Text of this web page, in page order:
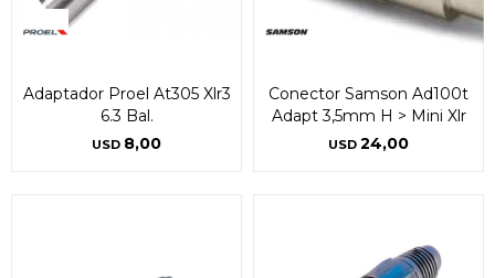
Adaptador Proel At305 Xlr3
6.3 Bal.
USD 8,00
Conector Samson Ad100t
Adapt 3,5mm H > Mini Xlr
USD 24,00